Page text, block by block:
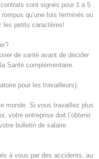
sont signés pour 1 à 5
qu’une fois terminés ou
les petits caractères!
de santé avant de décider
Santé complémentaire.
pour les travailleurs):
monde. Si vous travaillez plus
votre entreprise doit l’obtenir
bulletin de salaire
à vous par des accidents, au